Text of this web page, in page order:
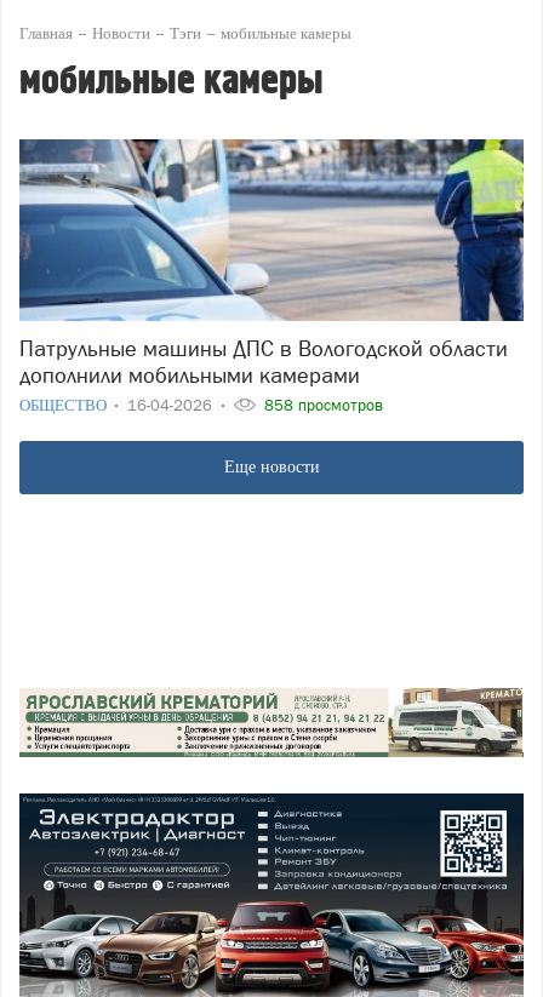
Главная Новости Тэги мобильные камеры
мобильные камеры
Патрульные машины ДПС в Вологодской области
дополнили мобильными камерами
ОБЩЕСТВО 16-04-2026 858 просмотров
Еще новости